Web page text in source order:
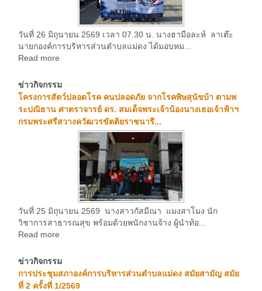
วันที่ 26 มิถุนายน 2569 เวลา 07.30 น. นางฮามือละห์ ลาเต๊ะ
นายกองค์การบริหารส่วนตำบลแม่ดง ได้มอบหม...
Read more
ข่าวกิจกรรม
โครงการสัตว์ปลอดโรค คนปลอดภัย จากโรคพิษสุนัขบ้า ตามพ
ระปณิธาน ศาตราจารย์ ดร. สมเด็จพระเจ้าน้องนางเธอเจ้าฟ้าฯ
กรมพระศรีสวางควัฒวรขัตติยราชนารี...
วันที่ 25 มิถุนายน 2569 นางสาวกัสมีณา แมงสาโมง นัก
วิชาการสาธารณสุข พร้อมด้วยพนักงานจ้าง ผู้นำท้อ...
Read more
ข่าวกิจกรรม
การประชุมสภาองค์การบริหารส่วนตำบลแม่ดง สมัยสามัญ สมัย
ที่ 2 ครั้งที่ 1/2569